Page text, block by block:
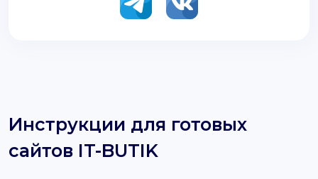
Инструкции для готовых
сайтов IT-BUTIK